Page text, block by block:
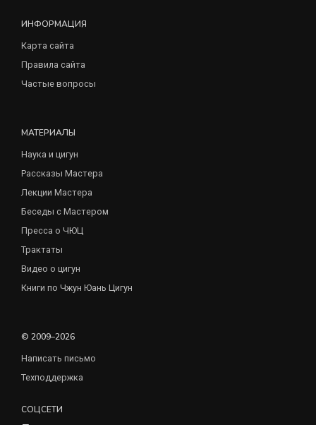
ИНФОРМАЦИЯ
Карта сайта
Правила сайта
Частые вопросы
МАТЕРИАЛЫ
Наука и цигун
Рассказы Мастера
Лекции Мастера
Беседы с Мастером
Пресса о ЧЮЦ
Трактаты
Видео о цигун
Книги по Чжун Юань Цигун
© 2009–2026
Написать письмо
Техподдержка
СОЦСЕТИ